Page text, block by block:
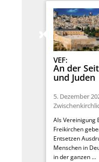
VEF:
An der
und Juden
5. Dezember
Als Vereinigung
Freikirchen
Entsetzen
Menschen in
in der ganzen ...